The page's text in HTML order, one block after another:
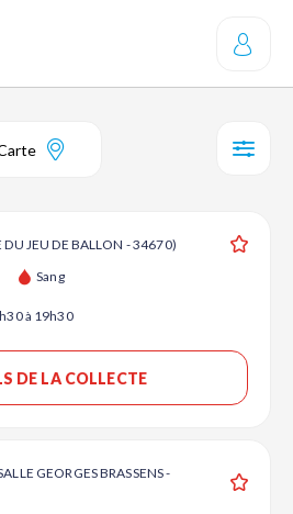
DU JEU DE BALLON - 34670)
Sang
à 19h30
DE LA COLLECTE
GEORGES BRASSENS -